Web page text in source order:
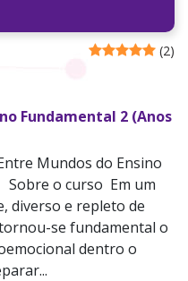
(2)
Fundamental 2 (Anos
Mundos do Ensino
Sobre o curso Em um
diverso e repleto de
se fundamental o
dentro o